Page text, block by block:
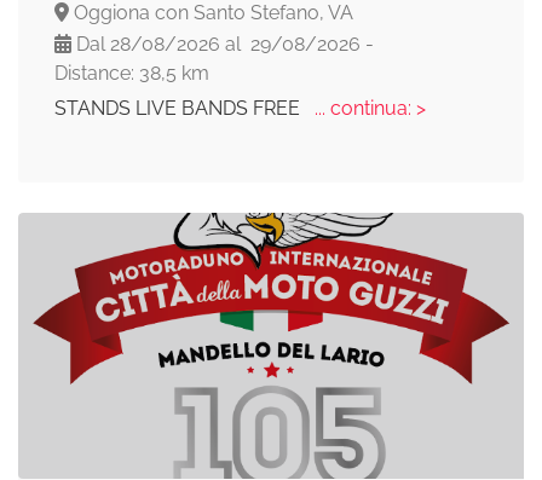
Oggiona con Santo Stefano, VA
Dal 28/08/2026 al 29/08/2026 -
Distance: 38,5 km
STANDS LIVE BANDS FREE
... continua: >